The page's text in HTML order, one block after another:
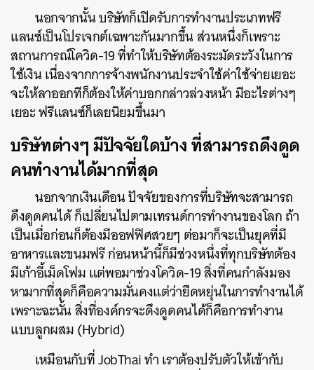
นอกจากนั้น บริษัทก็เปิดรับการทำงานประเภทฟรี
แลนซ์เป็นโปรเจกต์เฉพาะกันมากขึ้น ส่วนหนึ่งก็เพราะ
สถานการณ์โควิด-19 ที่ทำให้บริษัทต้องระมัดระวังในการ
ใช้เงิน เนื่องจากการจ้างพนักงานประจำใช้ค่าใช้จ่ายเยอะ
จะให้ลาออกทีก็ต้องให้ค่าบอกกล่าวล่วงหน้า มีอะไรต่างๆ
เยอะ ฟรีแลนซ์ก็เลยนิยมขึ้นมา
บริษัทต่างๆ มีปัจจัยใดบ้าง ที่สามารถดึงดูด
คนทำงานได้มากที่สุด
นอกจากเงินเดือน ปัจจัยของการที่บริษัทจะสามารถ
ดึงดูดคนได้ ก็เปลี่ยนไปตามเทรนด์การทำงานของโลก ถ้า
เป็นเมื่อก่อนก็ต้องมีออฟฟิศสวยๆ ต่อมาก็จะเป็นยุคที่มี
อาหารและขนมฟรี ก่อนหน้านี้ก็มีช่วงหนึ่งที่ทุกบริษัทต้อง
มีเก้าอี้เม็ดโฟม แต่พอมาช่วงโควิด-19 สิ่งที่คนกำลังมอง
หามากที่สุดก็คือความมั่นคงแต่ว่ายืดหยุ่นในการทำงานได้
เพราะฉะนั้น สิ่งที่องค์กรจะดึงดูดคนได้ก็คือการทำงาน
แบบลูกผสม (Hybrid)
เหมือนกับที่ JobThai ทำ เราต้องปรับตัวให้เข้ากับ